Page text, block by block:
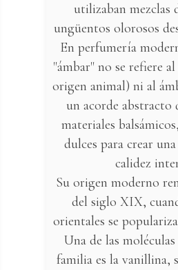
utilizaban mezclas
ungüentos olorosos
En perfumería
"ámbar" no se refiere
origen animal) ni al
un acorde abstracto
materiales
dulces para crear
calidez
Su origen moderno
del siglo XIX,
orientales se
Una de las
familia es la vanillina,